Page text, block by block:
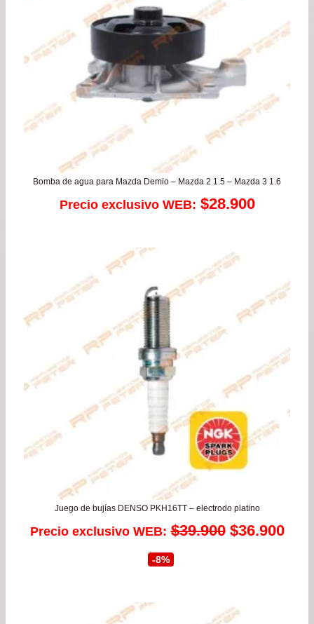
Bomba de agua para Mazda Demio – Mazda 2 1.5 – Mazda 3 1.6
Precio exclusivo WEB: $28.900
Juego de bujías DENSO PKH16TT – electrodo platino
Precio exclusivo WEB: $39.900 El
era:
$36.900El
-8%